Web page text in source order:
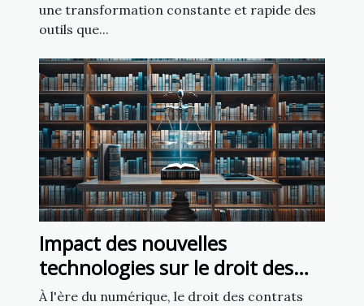
une transformation constante et rapide des
outils que...
Impact des nouvelles
technologies sur le droit des
contrats
À l'ère du numérique, le droit des contrats